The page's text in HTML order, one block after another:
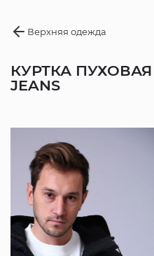
Верхняя одежда
КУРТКА ПУХОВАЯ
JEANS